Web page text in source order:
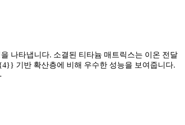
나타냅니다. 소결된 티타늄 매트릭스는 이온 전달
기반 확산층에 비해 우수한 성능을 보여줍니다.